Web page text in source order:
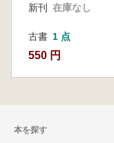
新刊 在庫なし
古書 1 点
550 円
本を探す